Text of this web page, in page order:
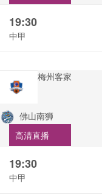
19:30
中甲
梅州客家
佛山南狮
高清直播
19:30
中甲